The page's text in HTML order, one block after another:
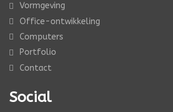
Vormgeving
Office-ontwikkeling
Computers
Portfolio
Contact
Social